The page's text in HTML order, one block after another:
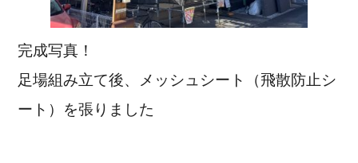
完成写真！
足場組み立て後、メッシュシート（飛散防止シ
ート）を張りました